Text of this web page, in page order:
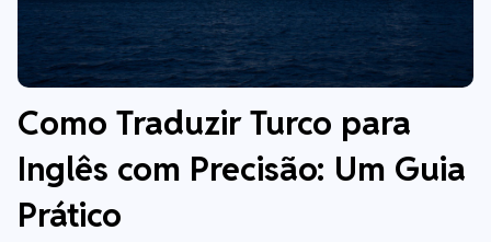
Como Traduzir Turco para
Inglês com Precisão: Um Guia
Prático